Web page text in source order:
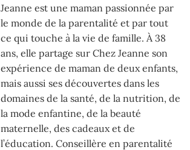
Jeanne est une maman passionnée par
le monde de la parentalité et par tout
ce qui touche à la vie de famille. À 38
ans, elle partage sur Chez Jeanne son
expérience de maman de deux enfants,
mais aussi ses découvertes dans les
domaines de la santé, de la nutrition, de
la mode enfantine, de la beauté
maternelle, des cadeaux et de
l’éducation. Conseillère en parentalité